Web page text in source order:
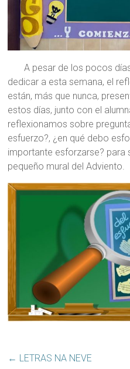
A pesar de los pocos
dedicar a esta semana, el
están, más que nunca,
estos días, junto con el
reflexionamos sobre
esfuerzo?, ¿en qué debo
importante esforzarse? para
pequeño mural del Adviento.
← LETRAS NA NEVE